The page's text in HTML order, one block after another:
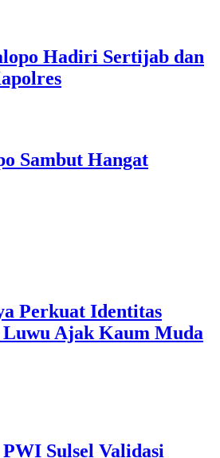
Hadiri Sertijab dan
Sambut Hangat
Perkuat Identitas
Luwu Ajak Kaum Muda
Sulsel Validasi